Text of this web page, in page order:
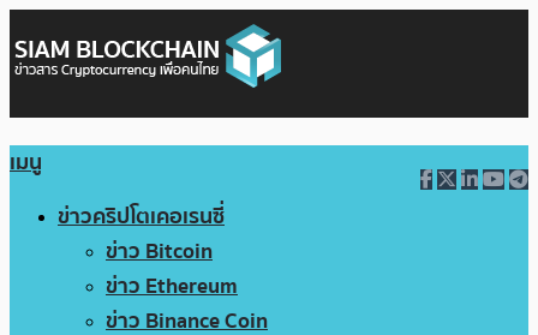
เมนู
ข่าวคริปโตเคอเรนซี่
ข่าว Bitcoin
ข่าว Ethereum
ข่าว Binance Coin